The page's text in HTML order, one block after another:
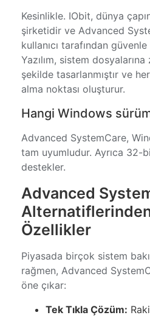
Kesinlikle. IObit, dünya
şirketidir ve Advanced
kullanıcı tarafından güvenle
Yazılım, sistem
şekilde tasarlanmıştır ve
alma noktası oluşturur.
Hangi Windows
Advanced SystemCare,
tam uyumludur. Ayrıca
destekler.
Advanced
Alternatiflerinden
Özellikler
Piyasada birçok sistem
rağmen, Advanced
öne çıkar:
Tek Tıkla Çözüm: